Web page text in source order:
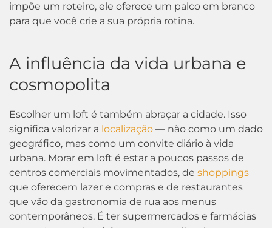
impõe um roteiro, ele oferece um palco em branco
para que você crie a sua própria rotina.
A influência da vida urbana e
cosmopolita
Escolher um loft é também abraçar a cidade. Isso
significa valorizar a localização — não como um dado
geográfico, mas como um convite diário à vida
urbana. Morar em loft é estar a poucos passos de
centros comerciais movimentados, de shoppings
que oferecem lazer e compras e de restaurantes
que vão da gastronomia de rua aos menus
contemporâneos. É ter supermercados e farmácias